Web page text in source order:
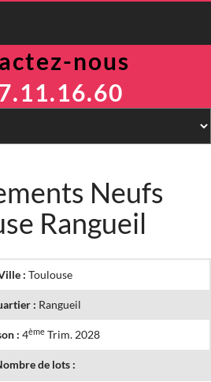
nous
Neufs
Rangueil
: Toulouse
: Rangueil
: 4ème Trim. 2028
de lots :